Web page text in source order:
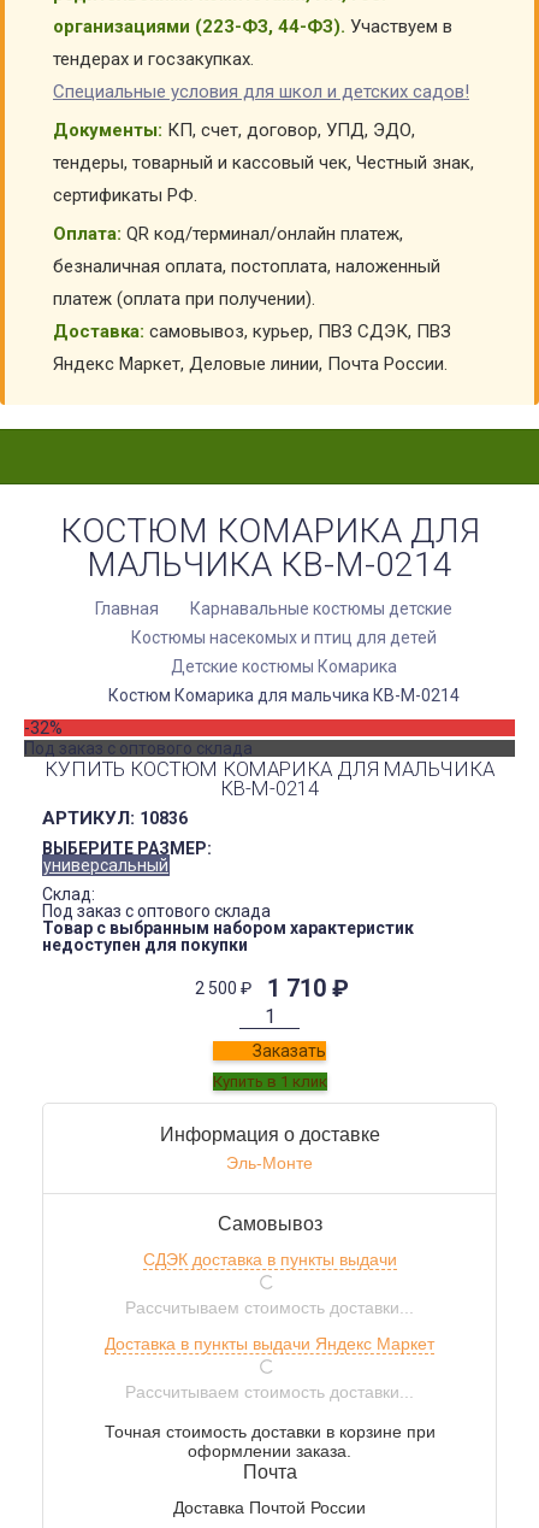
организациями (223-ФЗ, 44-ФЗ). Участвуем в
тендерах и госзакупках.
Специальные условия для школ и детских садов!
Документы: КП, счет, договор, УПД, ЭДО,
тендеры, товарный и кассовый чек, Честный знак,
сертификаты РФ.
Оплата: QR код/терминал/онлайн платеж,
безналичная оплата, постоплата, наложенный
платеж (оплата при получении).
Доставка: самовывоз, курьер, ПВЗ СДЭК, ПВЗ
Яндекс Маркет, Деловые линии, Почта России.
КОСТЮМ КОМАРИКА ДЛЯ
МАЛЬЧИКА КВ-M-0214
Главная
Карнавальные костюмы детские
Костюмы насекомых и птиц для детей
Детские костюмы Комарика
Костюм Комарика для мальчика КВ-M-0214
-32%
Под заказ с оптового склада
КУПИТЬ КОСТЮМ КОМАРИКА ДЛЯ МАЛЬЧИКА
КВ-M-0214
АРТИКУЛ: 10836
ВЫБЕРИТЕ РАЗМЕР:
универсальный
Склад:
Под заказ с оптового склада
Товар с выбранным набором характеристик
недоступен для покупки
2 500 ₽ 1 710 ₽
Заказать
Информация о доставке
Эль-Монте
Самовывоз
СДЭК доставка в пункты выдачи
Рассчитываем стоимость доставки...
Доставка в пункты выдачи Яндекс Маркет
Рассчитываем стоимость доставки...
Точная стоимость доставки в корзине при
оформлении заказа.
Почта
Доставка Почтой России